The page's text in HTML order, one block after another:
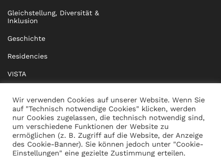
Gleichstellung, Diversität &
Inklusion
Geschichte
Residencies
VISTA
BRIDGE Network
Dokumente
Wir verwenden Cookies auf unserer Website. Wenn Sie
auf "Technisch notwendige Cookies" klicken, werden
nur Cookies zugelassen, die technisch notwendig sind,
um verschiedene Funktionen der Website zu
ermöglichen (z. B. Zugriff auf die Website, der Anzeige
des Cookie-Banner). Sie können jedoch unter "Cookie-
Einstellungen" eine gezielte Zustimmung erteilen.